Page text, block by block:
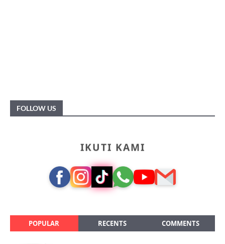
FOLLOW US
IKUTI KAMI
POPULAR RECENTS COMMENTS